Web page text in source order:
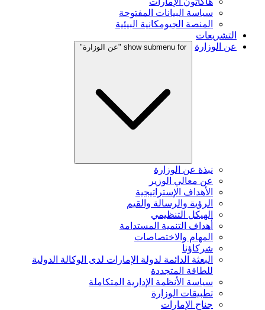
سياسة البيانات المفتوحة
المنصة الجيومكانية البيئية
التشريعات
عن الوزارة
show submenu for "عن الوزارة"
نبذة عن الوزارة
عن معالي الوزير
الأهداف الإستراتيجية
الرؤية والرسالة والقيم
الهيكل التنظيمي
أهداف التنمية المستدامة
المهام والاختصاصات
شركاؤنا
البعثة الدائمة لدولة الإمارات لدى الوكالة الدولية
للطاقة المتجددة
سياسة الأنظمة الإدارية المتكاملة
تطبيقات الوزارة
جناح الإمارات